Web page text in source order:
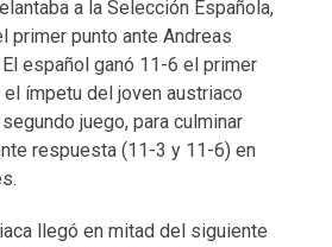
a la Selección Española,
primer punto ante Andreas
español ganó 11-6 el primer
el ímpetu del joven austriaco
juego, para culminar
respuesta (11-3 y 11-6) en
llegó en mitad del siguiente